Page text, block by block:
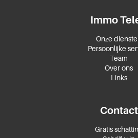
Immo
Onze
Persoonlijke
Team
Over ons
Links
Contact
Gratis